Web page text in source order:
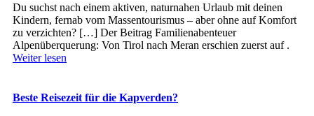
Du suchst nach einem aktiven, naturnahen Urlaub mit deinen
Kindern, fernab vom Massentourismus – aber ohne auf Komfort
zu verzichten? […] Der Beitrag Familienabenteuer
Alpenüberquerung: Von Tirol nach Meran erschien zuerst auf .
Weiter lesen
Beste Reisezeit für die Kapverden?